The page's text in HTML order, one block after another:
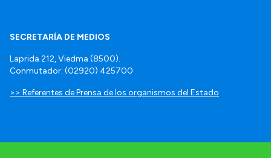
SECRETARÍA DE MEDIOS
Laprida 212, Viedma (8500).
Conmutador: (02920) 425700
>> Referentes de Prensa de los organismos del Estado